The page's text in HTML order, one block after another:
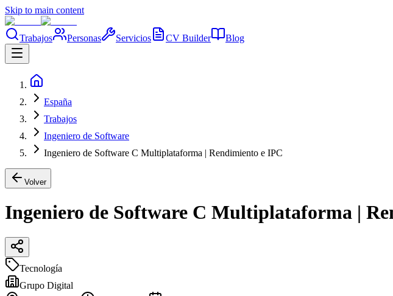
Skip to main content
Trabajos Personas Servicios CV Builder Blog
España
Trabajos
Ingeniero de Software
Ingeniero de Software C Multiplataforma | Rendimiento e IPC
Volver
Ingeniero de Software C Multiplataforma |
Tecnología
Grupo Digital